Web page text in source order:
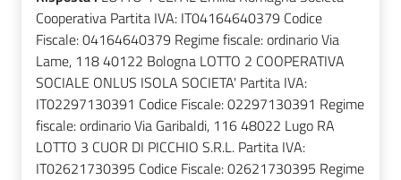
Cooperativa Partita IVA: IT04164640379 Codice
Fiscale: 04164640379 Regime fiscale: ordinario Via
Lame, 118 40122 Bologna LOTTO 2 COOPERATIVA
SOCIALE ONLUS ISOLA SOCIETA' Partita IVA:
IT02297130391 Codice Fiscale: 02297130391 Regime
fiscale: ordinario Via Garibaldi, 116 48022 Lugo RA
LOTTO 3 CUOR DI PICCHIO S.R.L. Partita IVA:
IT02621730395 Codice Fiscale: 02621730395 Regime